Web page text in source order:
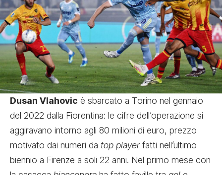
Dusan Vlahovic è sbarcato a Torino nel gennaio
del 2022 dalla Fiorentina: le cifre dell’operazione si
aggiravano intorno agli 80 milioni di euro, prezzo
motivato dai numeri da top playerfatti nell’ultimo
biennio a Firenze a soli 22 anni. Nel primo mese con